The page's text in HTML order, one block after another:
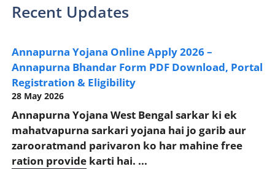
Recent Updates
Annapurna Yojana Online Apply 2026 –
Annapurna Bhandar Form PDF Download, Portal
Registration & Eligibility
28 May 2026
Annapurna Yojana West Bengal sarkar ki ek
mahatvapurna sarkari yojana hai jo garib aur
zarooratmand parivaron ko har mahine free
ration provide karti hai. ...